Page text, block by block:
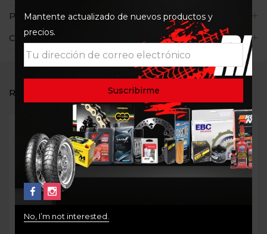
Políticas de la tienda
Consultas
RELATED PRODUCTS
Out Of Stock
Mantente actualizado de nuevos productos y
precios.
No, I’m not interested.